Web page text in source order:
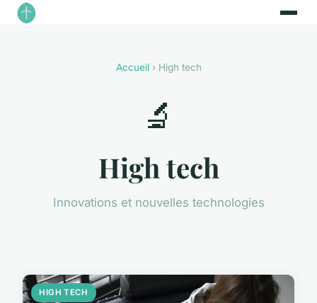
Accueil› High tech
🔬
High tech
Innovations et nouvelles technologies
HIGH TECH